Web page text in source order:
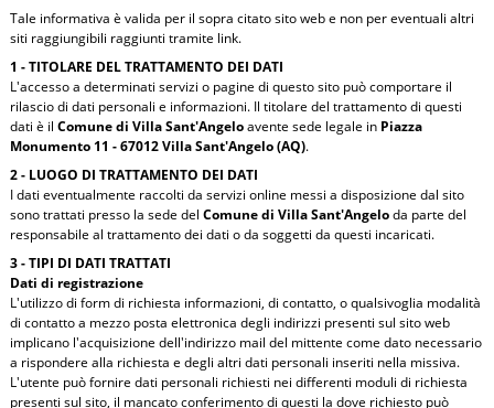
Tale informativa è valida per il sopra citato sito web e non per eventuali altri
siti raggiungibili raggiunti tramite link.
1 - TITOLARE DEL TRATTAMENTO DEI DATI
L'accesso a determinati servizi o pagine di questo sito può comportare il
rilascio di dati personali e informazioni. Il titolare del trattamento di questi
dati è il Comune di Villa Sant'Angeloavente sede legale in Piazza
Monumento 11 - 67012 Villa Sant'Angelo (AQ).
2 - LUOGO DI TRATTAMENTO DEI DATI
I dati eventualmente raccolti da servizi online messi a disposizione dal sito
sono trattati presso la sede del Comune di Villa Sant'Angeloda parte del
responsabile al trattamento dei dati o da soggetti da questi incaricati.
3 - TIPI DI DATI TRATTATI
Dati di registrazione
L'utilizzo di form di richiesta informazioni, di contatto, o qualsivoglia modalità
di contatto a mezzo posta elettronica degli indirizzi presenti sul sito web
implicano l'acquisizione dell'indirizzo mail del mittente come dato necessario
a rispondere alla richiesta e degli altri dati personali inseriti nella missiva.
L'utente può fornire dati personali richiesti nei differenti moduli di richiesta
presenti sul sito, il mancato conferimento di questi la dove richiesto può